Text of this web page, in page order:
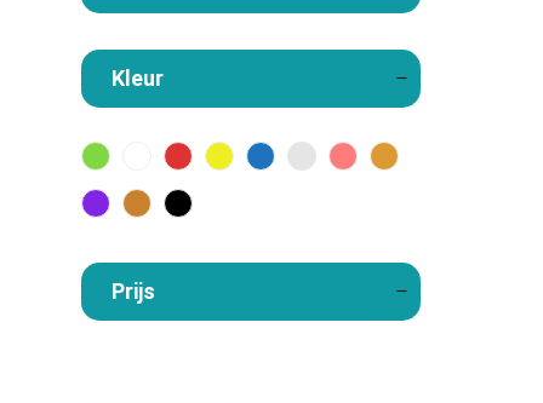
Kleur
Prijs